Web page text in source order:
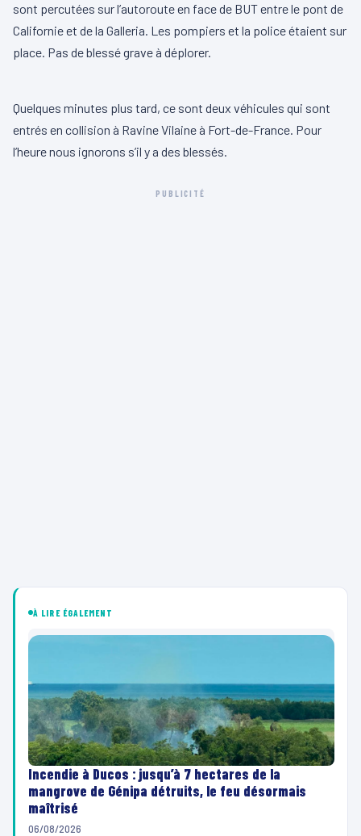
sont percutées sur l’autoroute en face de BUT entre le pont de
Californie et de la Galleria. Les pompiers et la police étaient sur
place. Pas de blessé grave à déplorer.
e
c
t
Quelques minutes plus tard, ce sont deux véhicules qui sont
entrés en collision à Ravine Vilaine à Fort-de-France. Pour
l’heure nous ignorons s’il y a des blessés.
PUBLICITÉ
À LIRE ÉGALEMENT
Incendie à Ducos : jusqu’à 7 hectares de la
mangrove de Génipa détruits, le feu désormais
maîtrisé
06/08/2026